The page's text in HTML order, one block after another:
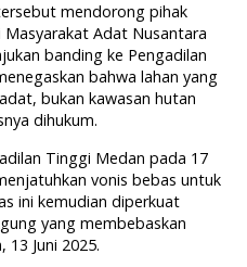
mendorong pihak
Adat Nusantara
banding ke Pengadilan
bahwa lahan yang
bukan kawasan hutan
dihukum.
Tinggi Medan pada 17
vonis bebas untuk
ini kemudian diperkuat
yang membebaskan
13 Juni 2025.